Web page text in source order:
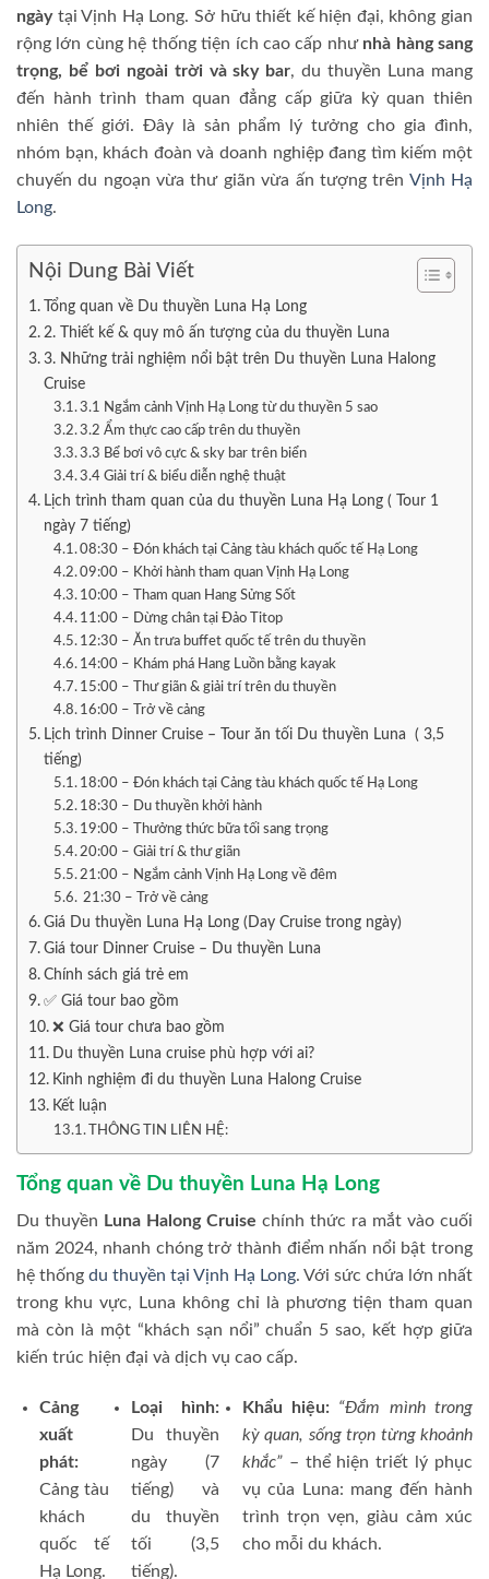
ngàytại Vịnh Hạ Long. Sở hữu thiết kế hiện đại, không gian
rộng lớn cùng hệ thống tiện ích cao cấp như nhà hàng sang
trọng, bể bơi ngoài trời và sky bar, du thuyền Luna mang
đến hành trình tham quan đẳng cấp giữa kỳ quan thiên
nhiên thế giới. Đây là sản phẩm lý tưởng cho gia đình,
nhóm bạn, khách đoàn và doanh nghiệp đang tìm kiếm một
chuyến du ngoạn vừa thư giãn vừa ấn tượng trên Vịnh Hạ
Long.
Nội Dung Bài Viết
Tổng quan về Du thuyền Luna Hạ Long
2. Thiết kế & quy mô ấn tượng của du thuyền Luna
3. Những trải nghiệm nổi bật trên Du thuyền Luna Halong
Cruise
3.1 Ngắm cảnh Vịnh Hạ Long từ du thuyền 5 sao
3.2 Ẩm thực cao cấp trên du thuyền
3.3 Bể bơi vô cực & sky bar trên biển
3.4 Giải trí & biểu diễn nghệ thuật
Lịch trình tham quan của du thuyền Luna Hạ Long ( Tour 1
ngày 7 tiếng)
08:30 – Đón khách tại Cảng tàu khách quốc tế Hạ Long
09:00 – Khởi hành tham quan Vịnh Hạ Long
10:00 – Tham quan Hang Sửng Sốt
11:00 – Dừng chân tại Đảo Titop
12:30 – Ăn trưa buffet quốc tế trên du thuyền
14:00 – Khám phá Hang Luồn bằng kayak
15:00 – Thư giãn & giải trí trên du thuyền
16:00 – Trở về cảng
Lịch trình Dinner Cruise – Tour ăn tối Du thuyền Luna ( 3,5
tiếng)
18:00 – Đón khách tại Cảng tàu khách quốc tế Hạ Long
18:30 – Du thuyền khởi hành
19:00 – Thưởng thức bữa tối sang trọng
20:00 – Giải trí & thư giãn
21:00 – Ngắm cảnh Vịnh Hạ Long về đêm
21:30 – Trở về cảng
Giá Du thuyền Luna Hạ Long (Day Cruise trong ngày)
Giá tour Dinner Cruise – Du thuyền Luna
Chính sách giá trẻ em
✅ Giá tour bao gồm
❌ Giá tour chưa bao gồm
Du thuyền Luna cruise phù hợp với ai?
Kinh nghiệm đi du thuyền Luna Halong Cruise
Kết luận
THÔNG TIN LIÊN HỆ:
Tổng quan về Du thuyền Luna Hạ Long
Du thuyền Luna Halong Cruise chính thức ra mắt vào cuối
năm 2024, nhanh chóng trở thành điểm nhấn nổi bật trong
hệ thống du thuyền tại Vịnh Hạ Long. Với sức chứa lớn nhất
trong khu vực, Luna không chỉ là phương tiện tham quan
mà còn là một “khách sạn nổi” chuẩn 5 sao, kết hợp giữa
kiến trúc hiện đại và dịch vụ cao cấp.
Cảng
xuất
phát:
Cảng tàu
khách
quốc tế
Hạ Long.
Loại hình:
Du thuyền
ngày (7
tiếng) và
du thuyền
tối (3,5
tiếng).
Khẩu hiệu: “Đắm mình trong
kỳ quan, sống trọn từng khoảnh
khắc”– thể hiện triết lý phục
vụ của Luna: mang đến hành
trình trọn vẹn, giàu cảm xúc
cho mỗi du khách.